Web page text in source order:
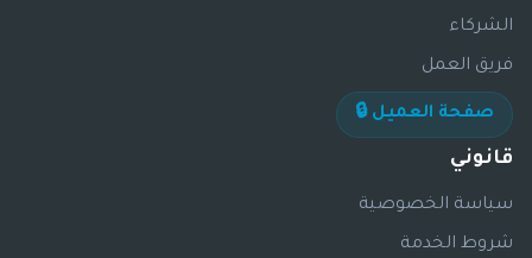
الشركاء
فريق العمل
صفحة العميل 🔒
قانوني
سياسة الخصوصية
شروط الخدمة